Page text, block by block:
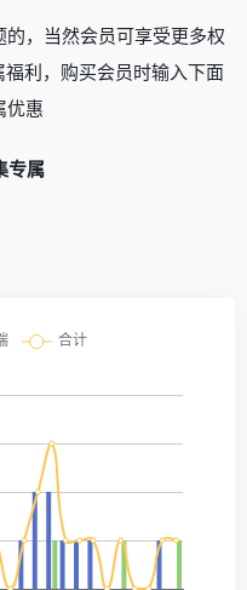
，当然会员可享受更多权
利，购买会员时输入下面
优惠
专属